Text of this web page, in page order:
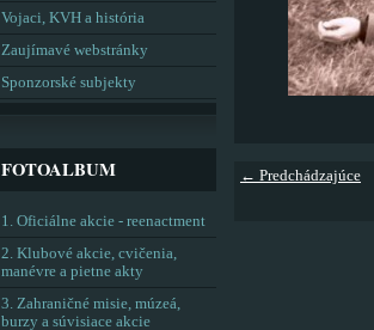
← Predchádzajúce
Vojaci, KVH a história
Zaujímavé webstránky
Sponzorské subjekty
FOTOALBUM
1. Oficiálne akcie - reenactment
2. Klubové akcie, cvičenia,
manévre a pietne akty
3. Zahraničné misie, múzeá,
burzy a súvisiace akcie